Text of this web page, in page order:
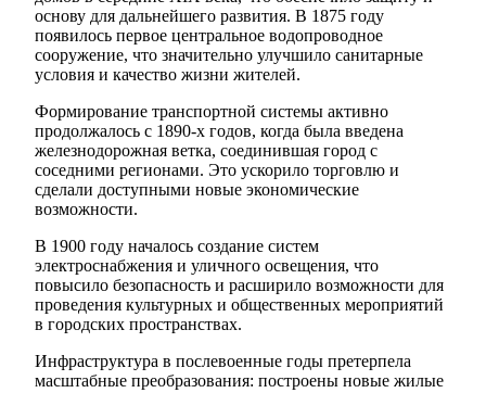
основу для дальнейшего развития. В 1875 году
появилось первое центральное водопроводное
сооружение, что значительно улучшило санитарные
условия и качество жизни жителей.
Формирование транспортной системы активно
продолжалось с 1890-х годов, когда была введена
железнодорожная ветка, соединившая город с
соседними регионами. Это ускорило торговлю и
сделали доступными новые экономические
возможности.
В 1900 году началось создание систем
электроснабжения и уличного освещения, что
повысило безопасность и расширило возможности для
проведения культурных и общественных мероприятий
в городских пространствах.
Инфраструктура в послевоенные годы претерпела
масштабные преобразования: построены новые жилые